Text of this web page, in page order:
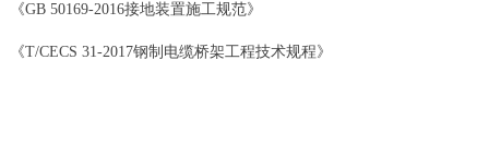
《GB 50169-2016接地装置施工规范》
《T/CECS 31-2017钢制电缆桥架工程技术规程》